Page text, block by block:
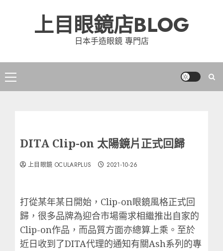
上目眼鏡店BLOG
日本手造眼鏡 專門店
Primary
Menu
DITA Clip-on 太陽鏡片正式回歸
上目眼鏡 OCULARPLUS 2021-10-26
打從某年某日開始，Clip-on眼鏡風格正式回
歸，很多品牌為迎合市場需求相繼推出自家的
Clip-on作品，而品質方面亦總算上乘。至於
近日收到了DITA代理的通知有關Ash系列的專